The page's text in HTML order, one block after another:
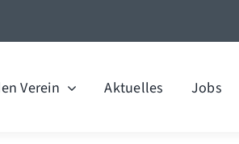
Verein Aktuelles Jobs